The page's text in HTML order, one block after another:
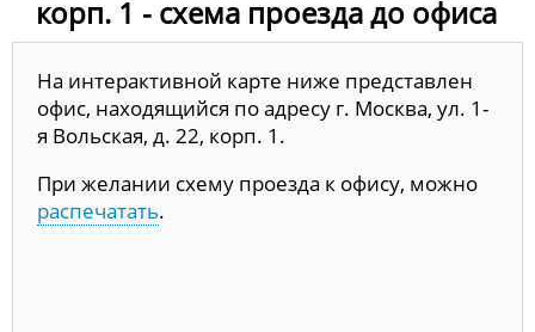
корп. 1 - схема проезда до офиса
На интерактивной карте ниже представлен
офис, находящийся по адресу г. Москва, ул. 1-
я Вольская, д. 22, корп. 1.
При желании схему проезда к офису, можно
распечатать.